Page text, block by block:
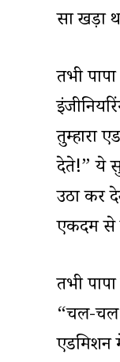
सा खड़ा
तभी
तुम्हारा
देते!” ये
उठा कर
एकदम से
तभी
“चल-चल
एडमिशन